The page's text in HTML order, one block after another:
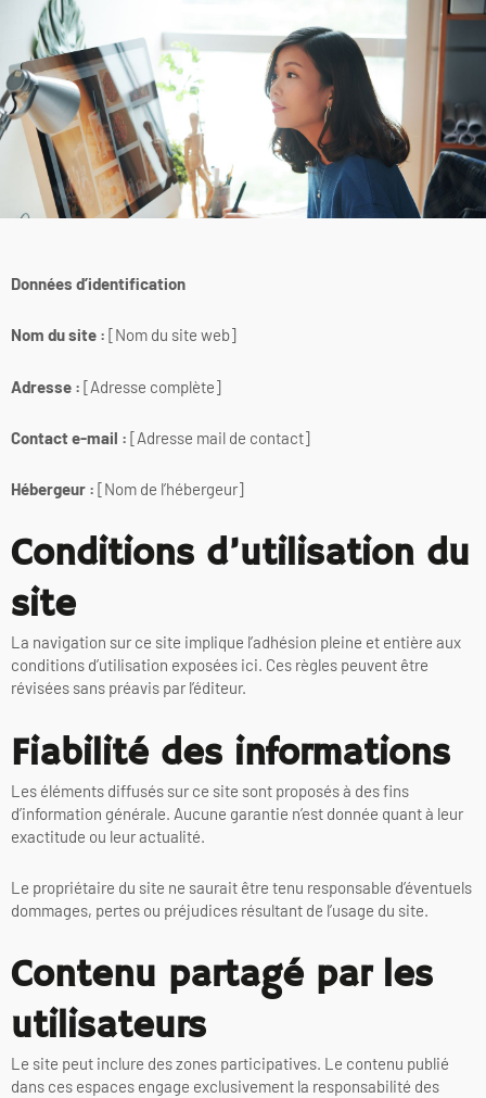
Données d’identification
Nom du site : [Nom du site web]
Adresse : [Adresse complète]
Contact e-mail : [Adresse mail de contact]
Hébergeur : [Nom de l’hébergeur]
Conditions d’utilisation du
site
La navigation sur ce site implique l’adhésion pleine et entière aux
conditions d’utilisation exposées ici. Ces règles peuvent être
révisées sans préavis par l’éditeur.
Fiabilité des informations
Les éléments diffusés sur ce site sont proposés à des fins
d’information générale. Aucune garantie n’est donnée quant à leur
exactitude ou leur actualité.
Le propriétaire du site ne saurait être tenu responsable d’éventuels
dommages, pertes ou préjudices résultant de l’usage du site.
Contenu partagé par les
utilisateurs
Le site peut inclure des zones participatives. Le contenu publié
dans ces espaces engage exclusivement la responsabilité des